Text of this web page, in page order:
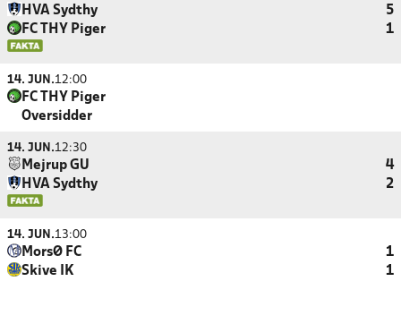
HVA Sydthy
5
FC THY Piger
1
14. JUN.12:00
FC THY Piger
Oversidder
14. JUN.12:30
Mejrup GU
4
HVA Sydthy
2
14. JUN.13:00
MorsØ FC
1
Skive IK
1